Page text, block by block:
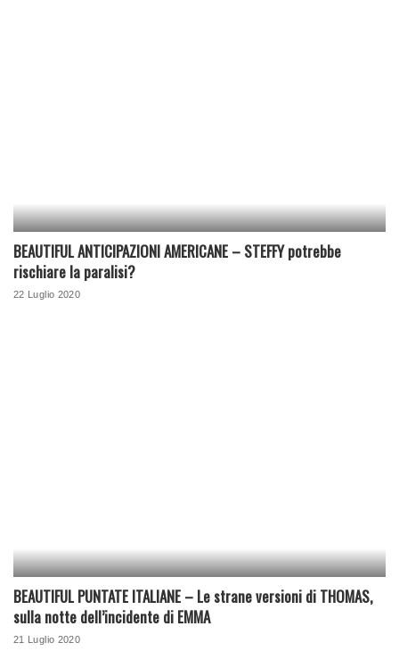
BEAUTIFUL ANTICIPAZIONI AMERICANE – STEFFY potrebbe
rischiare la paralisi?
22 Luglio 2020
BEAUTIFUL PUNTATE ITALIANE – Le strane versioni di THOMAS,
sulla notte dell’incidente di EMMA
21 Luglio 2020